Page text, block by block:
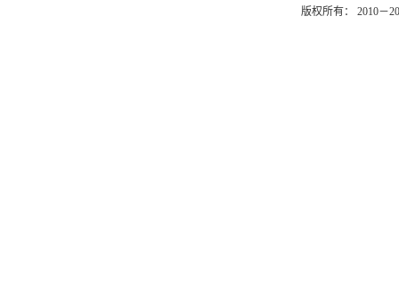
版权所有： 2010－